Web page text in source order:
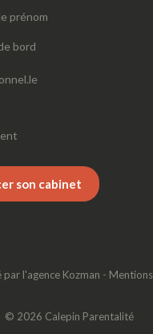
prénom
bord
son cabinet
par l'agence Kozman -
© 2026 Calepin Parentalité